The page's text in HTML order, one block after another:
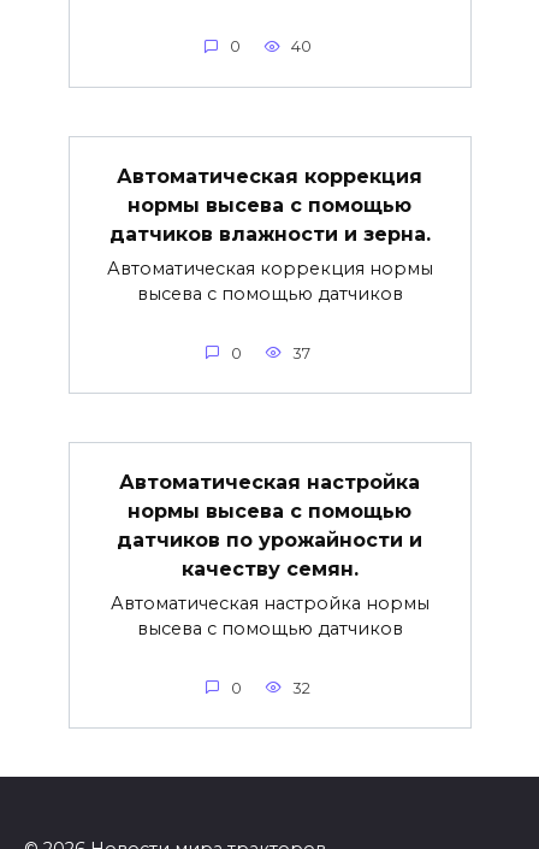
0 40
Автоматическая коррекция
нормы высева с помощью
датчиков влажности и зерна.
Автоматическая коррекция нормы
высева с помощью датчиков
0 37
Автоматическая настройка
нормы высева с помощью
датчиков по урожайности и
качеству семян.
Автоматическая настройка нормы
высева с помощью датчиков
0 32